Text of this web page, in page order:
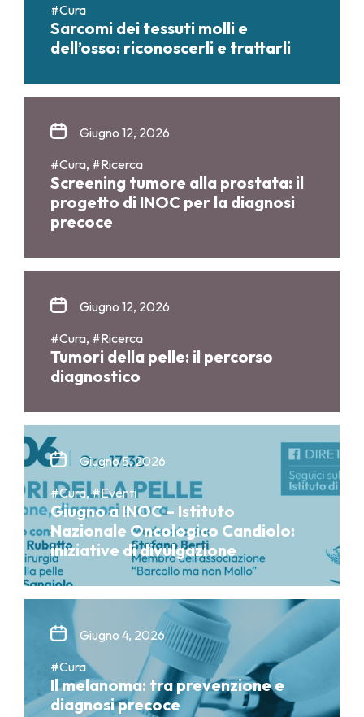
#Cura
Sarcomi dei tessuti molli e
dell’osso: riconoscerli e trattarli
Giugno 12, 2026
#Cura, #Ricerca
Screening tumore alla prostata: il
progetto di INOC per la diagnosi
precoce
Giugno 12, 2026
#Cura, #Ricerca
Tumori della pelle: il percorso
diagnostico
Giugno 5, 2026
#Cura, #Eventi
Giugno a INOC – Istituto
Nazionale Oncologico Candiolo:
iniziative di divulgazione
Giugno 4, 2026
#Cura
Il melanoma: tra prevenzione e
diagnosi precoce